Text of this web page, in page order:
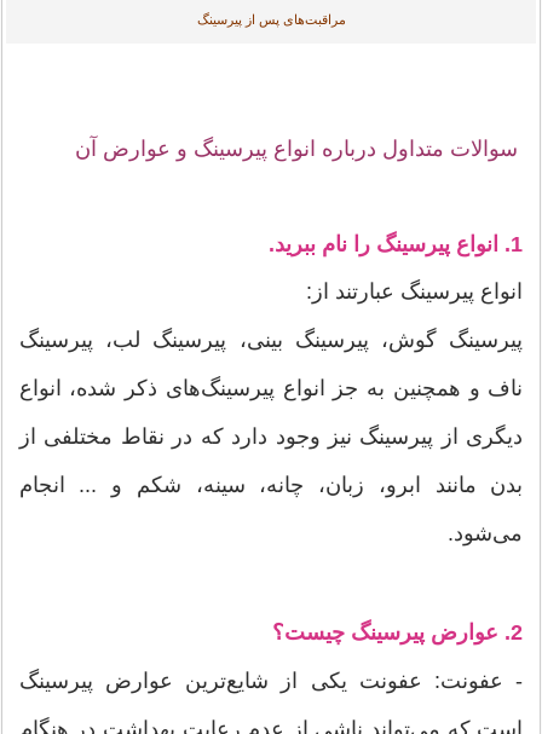
مراقبت‌های پس از پیرسینگ
سوالات متداول درباره انواع پیرسینگ و عوارض آن
1. انواع پیرسینگ را نام ببرید.
انواع پیرسینگ عبارتند از:
پیرسینگ گوش، پیرسینگ بینی، پیرسینگ لب، پیرسینگ
ناف و همچنین به جز انواع پیرسینگ‌های ذکر شده، انواع
دیگری از پیرسینگ نیز وجود دارد که در نقاط مختلفی از
بدن مانند ابرو، زبان، چانه، سینه، شکم و ... انجام
می‌شود.
2. عوارض پیرسینگ چیست؟
- عفونت: عفونت یکی از شایع‌ترین عوارض پیرسینگ